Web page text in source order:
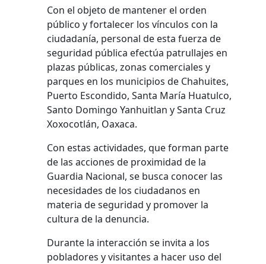
Con el objeto de mantener el orden
público y fortalecer los vínculos con la
ciudadanía, personal de esta fuerza de
seguridad pública efectúa patrullajes en
plazas públicas, zonas comerciales y
parques en los municipios de Chahuites,
Puerto Escondido, Santa María Huatulco,
Santo Domingo Yanhuitlan y Santa Cruz
Xoxocotlán, Oaxaca.
Con estas actividades, que forman parte
de las acciones de proximidad de la
Guardia Nacional, se busca conocer las
necesidades de los ciudadanos en
materia de seguridad y promover la
cultura de la denuncia.
Durante la interacción se invita a los
pobladores y visitantes a hacer uso del